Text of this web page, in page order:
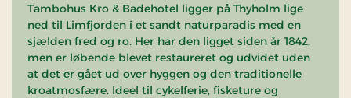
Tambohus Kro & Badehotel ligger på Thyholm lige
ned til Limfjorden i et sandt naturparadis med en
sjælden fred og ro. Her har den ligget siden år 1842,
men er løbende blevet restaureret og udvidet uden
at det er gået ud over hyggen og den traditionelle
kroatmosfære. Ideel til cykelferie, fisketure og